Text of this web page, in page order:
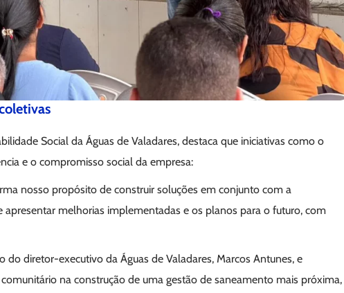
Social da Águas de Valadares, destaca que iniciativas como o
e o compromisso social da empresa:
nosso propósito de construir soluções em conjunto com a
apresentar melhorias implementadas e os planos para o futuro, com
diretor-executivo da Águas de Valadares, Marcos Antunes, e
na construção de uma gestão de saneamento mais próxima,